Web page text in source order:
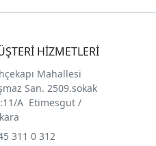
HİZMETLERİ
Mahallesi
San. 2509.sokak
A Etimesgut /
311 0 312